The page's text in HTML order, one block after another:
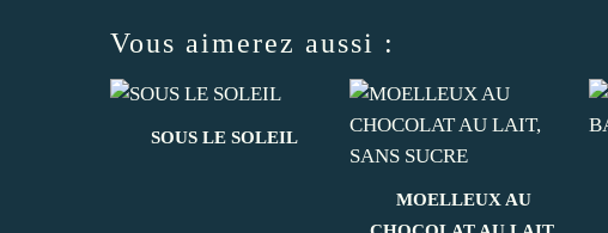
Vous aimerez aussi :
SOUS LE SOLEIL
MOELLEUX AU